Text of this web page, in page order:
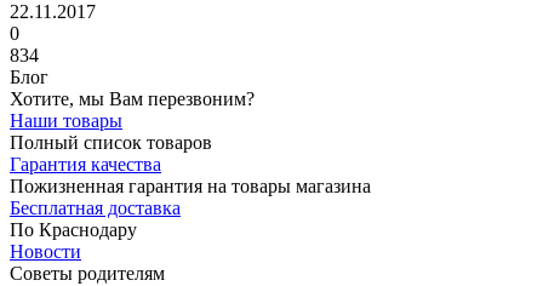
22.11.2017
0
834
Блог
Хотите, мы Вам перезвоним?
Наши товары
Полный список товаров
Гарантия качества
Пожизненная гарантия на товары магазина
Бесплатная доставка
По Краснодару
Новости
Советы родителям